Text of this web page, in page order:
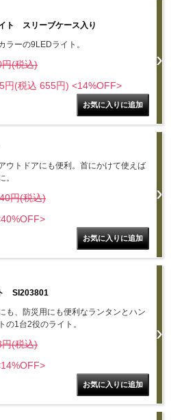
ト スリーブケース入り
ラーの9LEDライト。
(税込)
円(税込 655円) <14%OFF>
ウトドアにも便利。首にかけて使えば
。
円(税込)
SI203801
も、防災用にも便利なランタンとハン
の1台2役のライト。
(税込)